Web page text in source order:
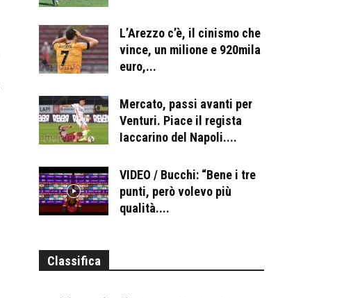
L’Arezzo c’è, il cinismo che
vince, un milione e 920mila
euro,...
Mercato, passi avanti per
Venturi. Piace il regista
Iaccarino del Napoli....
VIDEO / Bucchi: “Bene i tre
punti, però volevo più
qualità....
Classifica